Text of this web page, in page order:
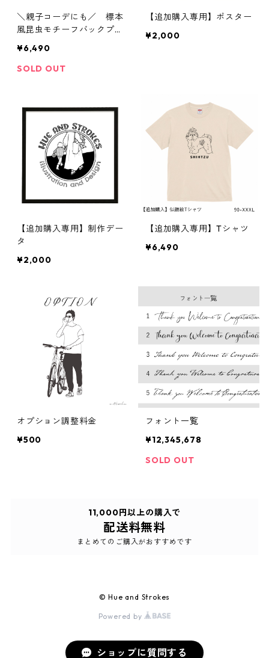
＼親子コーデにも／ 標本
風昆虫モチーフバックプリ
ク】
¥6,490
SOLD OUT
【追加購入専用】ポスター
¥2,000
【追加購入専用】制作デー
タ
¥2,000
【追加購入専用】Tシャツ
¥6,490
オプション調整料金
¥500
フォント一覧
¥12,345,678
SOLD OUT
11,000円以上の購入で
配送料無料
まとめてのご購入がおすすめです
© Hue and Strokes
Powered by
ショップに質問する